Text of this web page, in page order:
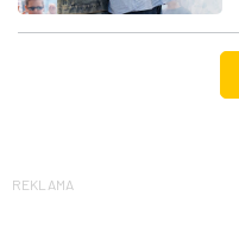
REKLAMA